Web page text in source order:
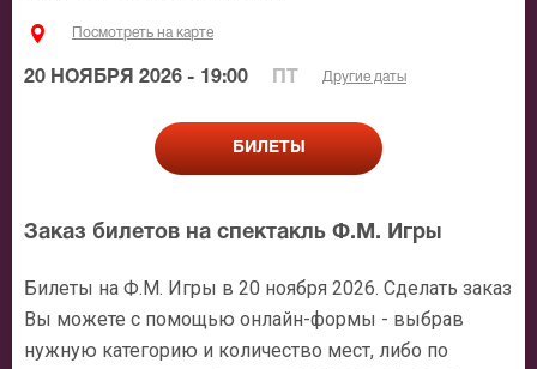
Посмотреть на карте
20 НОЯБРЯ 2026 - 19:00 Другие даты
БИЛЕТЫ
Заказ билетов на спектакль Ф.М. Игры
Билеты на Ф.М. Игры в 20 ноября 2026. Сделать заказ
Вы можете с помощью онлайн-формы - выбрав
нужную категорию и количество мест, либо по